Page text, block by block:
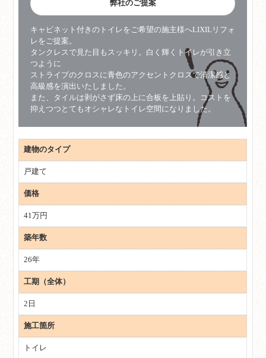
弊社のご提案
キャビネット付きのトイレをご希望の施主様へLIXILリフォ
レをご提案。
タンクレスで見た目もスッキリ。白く輝くトイレが引き立
つように
ストライプのクロスに青色のアクセントクロスで清潔感と
高級感を演出いたしました。
また、タイルは剥がさず床の上に合板を上貼り。コストを
抑えつつとてもオシャレなトイレ空間になりました。
建物のタイプ
戸建て
価格
41万円
築年数
26年
工期（全体）
2日
施工箇所
トイレ